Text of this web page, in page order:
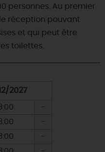
personnes. Au premier
réception pouvant
et qui peut être
toilettes.
2027
-
-
-